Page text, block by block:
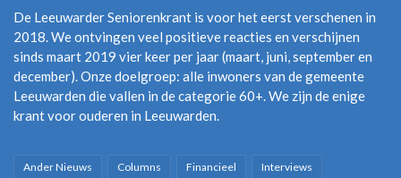
Filmclub Kleare Kimen
De Leeuwarder Seniorenkrant is voor het eerst verschenen in
2018. We ontvingen veel positieve reacties en verschijnen
sinds maart 2019 vier keer per jaar (maart, juni, september en
december). Onze doelgroep: alle inwoners van de gemeente
Leeuwarden die vallen in de categorie 60+. We zijn de enige
krant voor ouderen in Leeuwarden.
Ander Nieuws Columns Financieel Interviews